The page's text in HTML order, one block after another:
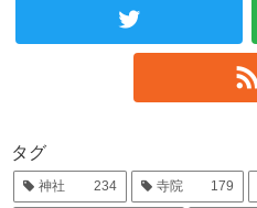
タグ
神社 234 寺院 179